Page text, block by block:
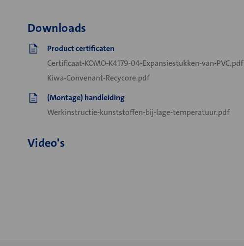
Downloads
Product certificaten
Certificaat-KOMO-K4179-04-Expansiestukken-van-PVC.pdf
Kiwa-Convenant-Recycore.pdf
(Montage) handleiding
Werkinstructie-kunststoffen-bij-lage-temperatuur.pdf
Video's